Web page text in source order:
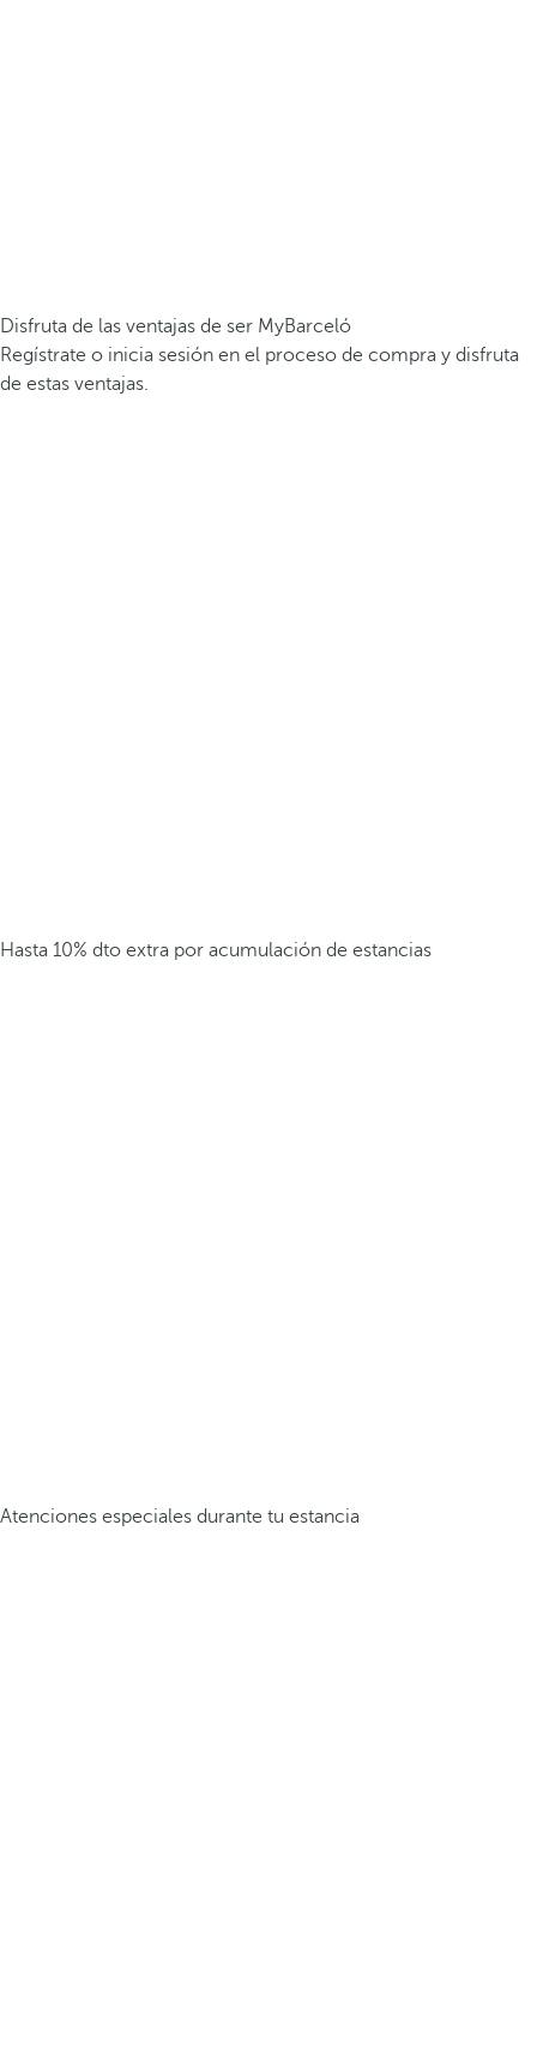
Disfruta de las ventajas de ser MyBarceló
Regístrate o inicia sesión en el proceso de compra y disfruta
de estas ventajas.
Hasta 10% dto extra por acumulación de estancias
Atenciones especiales durante tu estancia